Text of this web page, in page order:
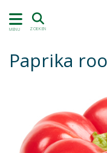
MENU ZOEKEN
Paprika